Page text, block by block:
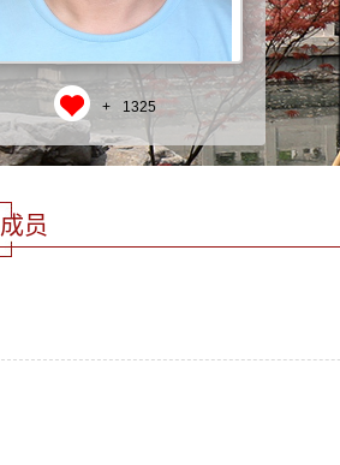
+ 1325
员